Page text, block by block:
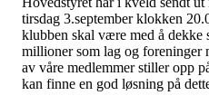
tirsdag 3.september klokken
klubben skal være med å dekke
millioner som lag og foreninger
av våre medlemmer stiller opp
kan finne en god løsning på